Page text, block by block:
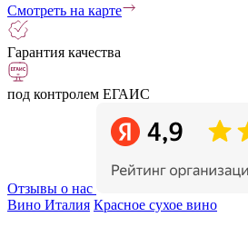
Смотреть на карте
Гарантия качества
под контролем ЕГАИС
Отзывы о нас
Вино Италия Красное сухое вино